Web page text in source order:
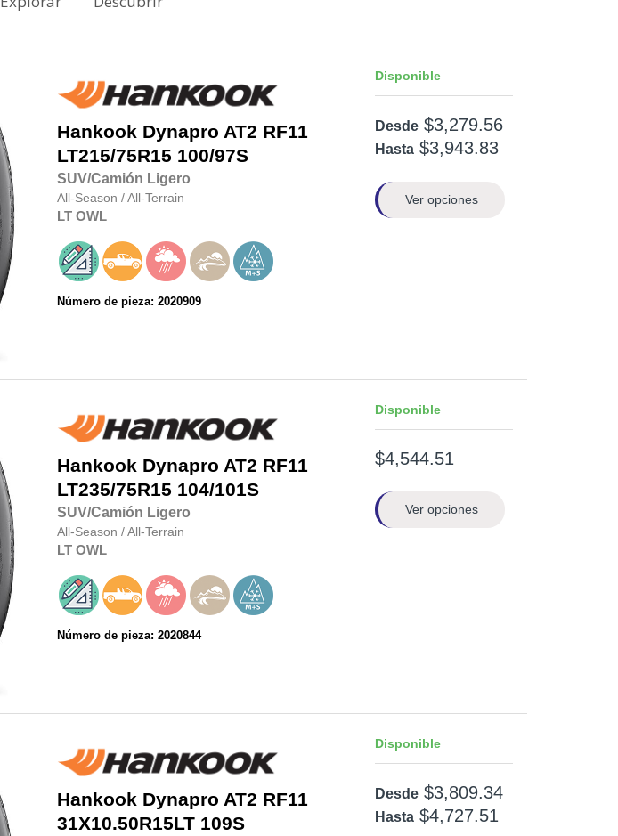
Hankook Dynapro AT2 RF11
LT215/75R15 100/97S
SUV/Camión Ligero
All-Season /All-Terrain
LT OWL
Número de pieza: 2020909
Disponible
Desde $3,279.56
Hasta $3,943.83
Ver opciones
Hankook Dynapro AT2 RF11
LT235/75R15 104/101S
SUV/Camión Ligero
All-Season /All-Terrain
LT OWL
Número de pieza: 2020844
Disponible
$4,544.51
Ver opciones
Hankook Dynapro AT2 RF11
31X10.50R15LT109S
Disponible
Desde $3,809.34
Hasta $4,727.51